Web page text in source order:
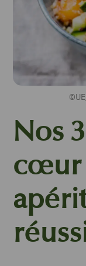
Nos
cœur